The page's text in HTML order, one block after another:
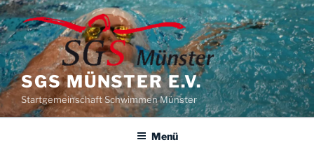
Zum
Inhalt
springen
SGS MÜNSTER E.V.
Startgemeinschaft Schwimmen Münster
Menü